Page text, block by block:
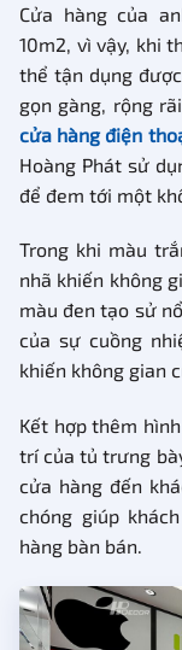
Cửa hàng của
10m2, vì vậy, khi
thể tận dụng
gọn gàng, rộng
cửa hàng điện
Hoàng Phát sử
để đem tới một
Trong khi màu
nhã khiến không
màu đen tạo sử
của sự cuồng
khiến không gian
Kết hợp thêm
trí của tủ trưng
cửa hàng đến
chóng giúp
hàng bàn bán.